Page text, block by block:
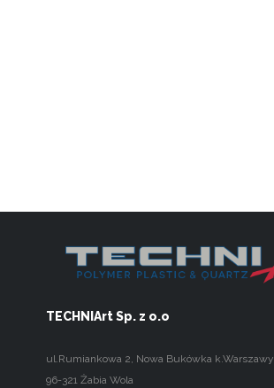
TECHNIArt Sp. z o.o
ul.Rumiankowa 2 Nowa Bukówka k.Warszawy
96-321 Żabia Wola